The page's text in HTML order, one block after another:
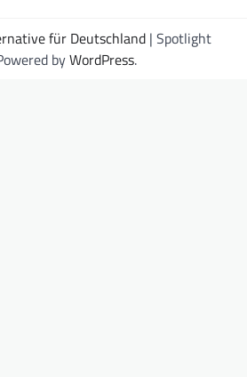
für Deutschland | Spotlight
byWordPress.